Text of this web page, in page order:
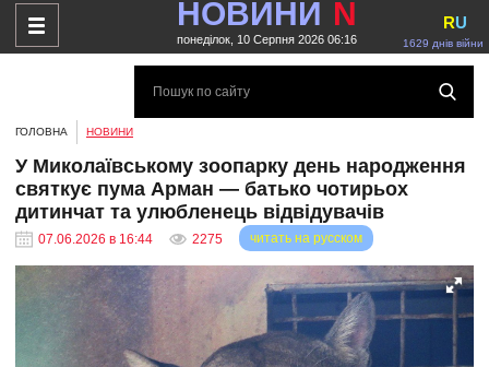
НОВИНИ N
понеділок, 10 Серпня 2026 06:16 1629 днів війни
RU
ГОЛОВНА НОВИНИ
У Миколаївському зоопарку день народження
святкує пума Арман — батько чотирьох
дитинчат та улюбленець відвідувачів
07.06.2026 в 16:44 2275 читать на русском